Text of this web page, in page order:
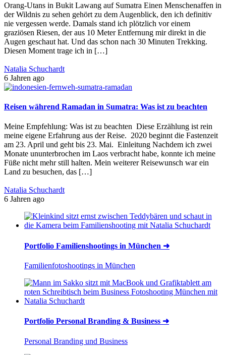
Orang-Utans in Bukit Lawang auf Sumatra Einen Menschenaffen in
der Wildnis zu sehen gehört zu dem Augenblick, den ich definitiv
nie vergessen werde. Damals stand ich plötzlich vor einem
graziösen Riesen, der aus 10 Meter Entfernung mir direkt in die
Augen geschaut hat. Und das schon nach 30 Minuten Trekking.
Diesen Moment trage ich in […]
Natalia Schuchardt
6 Jahren ago
Reisen während Ramadan in Sumatra: Was ist zu beachten
Meine Empfehlung: Was ist zu beachten Diese Erzählung ist rein
meine eigene Erfahrung aus der Reise. 2020 beginnt die Fastenzeit
am 23. April und geht bis 23. Mai. Einleitung Nachdem ich zwei
Monate ununterbrochen im Laos verbracht habe, konnte ich meine
Füße nicht mehr still halten. Mein weiterer Reisewunsch war ein
Land zu besuchen, das […]
Natalia Schuchardt
6 Jahren ago
Portfolio Familienshootings in München ➜
Familienfotoshootings in München
Portfolio Personal Branding & Business ➜
Personal Branding und Business